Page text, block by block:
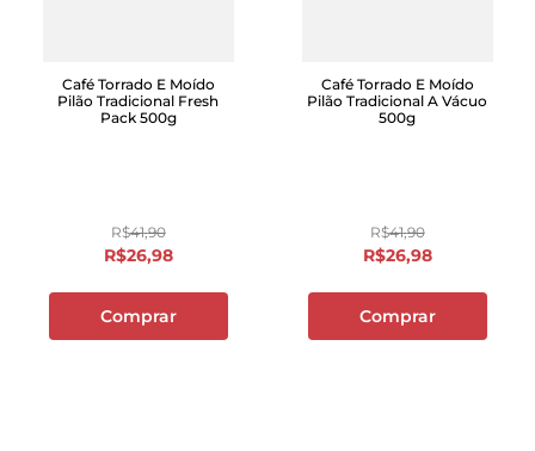
Café Torrado E Moído
Pilão Tradicional Fresh
Pack 500g
R$41,90
R$26,98
Comprar
Café Torrado E Moído
Pilão Tradicional A Vácuo
500g
R$41,90
R$26,98
Comprar